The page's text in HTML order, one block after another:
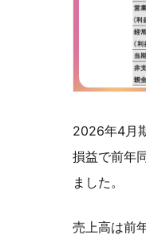
2026年4月
損益で前年
ました。
売上高は前